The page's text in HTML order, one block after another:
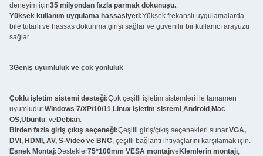
deneyim için35 milyondan fazla parmak dokunuşu..
Yüksek kullanım uygulama hassasiyeti:Yüksek frekanslı uygulamalarda
bile tutarlı ve hassas dokunma girişi sağlar ve güvenilir bir kullanıcı arayüzü
sağlar.
3Geniş uyumluluk ve çok yönlülük
Çoklu işletim sistemi desteği:Çok çeşitli işletim sistemleri ile tamamen
uyumludur.Windows 7/XP/10/11 Linux işletim sistemi Android Mac
OS Ubuntu , veDebian
Birden fazla giriş çıkış seçeneği:Çeşitli giriş/çıkış seçenekleri sunar.VGA,
DVI, HDMI, AV, S-Video ve BNC , çeşitli bağlantı ihtiyaçlarını karşılamak için.
Esnek Montaj:Destekler75*100mm VESA montajıveKlemlerin montajı